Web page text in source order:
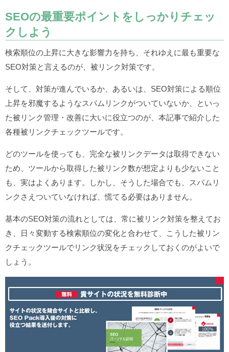
SEOの最重要ポイントをしっかりチェッ
クしよう
検索順位の上昇に大きな影響力を持ち、それゆえに最も重要な
SEO対策と言えるのが、被リンク対策です。
そして、対策が進んでいるか、あるいは、SEO対策による順位
上昇を邪魔するようなスパムリンクがついていないか、といっ
た被リンク管理・改善に大いに役立つのが、本記事で紹介した
各種被リンクチェックツールです。
どのツールを使っても、完全な被リンクデータは取得できない
ため、ツールから取得した被リンク数が想定よりも少ないこと
も、実はよくあります。しかし、そうした場合でも、スパムリ
ンクさえついていなければ、慌てる必要はありません。
基本のSEO対策の流れとしては、常に被リンク対策を整えてお
き、日々変動する検索順位の変化と合わせて、こうした被リン
クチェックツールでリンク状況をチェックしておくのがよいで
しょう。